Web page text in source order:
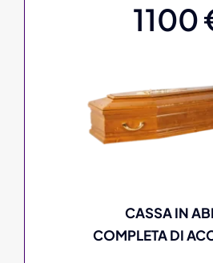
1100
CASSA IN
COMPLETA DI